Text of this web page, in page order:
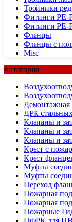
Тройники
Фитинги PE-
Фитинги PE-
Фланцы
Фланцы с
Misc
Категории
Демонтажная
ДРК
Клапаны и
Клапаны и
Клапаны и
Крест с
Крест
Муфты
Муфты
Переход
Пожарная
Пожарная
Пожарные
ПФРК для